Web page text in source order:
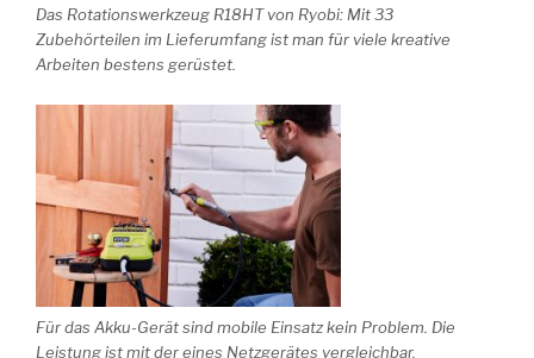
Das Rotationswerkzeug R18HT von Ryobi: Mit 33
Zubehörteilen im Lieferumfang ist man für viele kreative
Arbeiten bestens gerüstet.
Für das Akku-Gerät sind mobile Einsatz kein Problem. Die
Leistung ist mit der eines Netzgerätes vergleichbar.